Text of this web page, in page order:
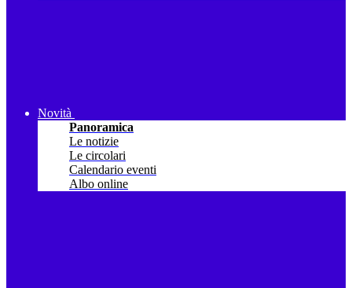
Novità
Panoramica
Le notizie
Le circolari
Calendario eventi
Albo online